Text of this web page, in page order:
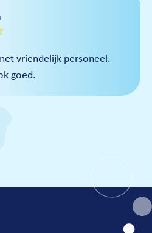
vriendelijk personeel.
goed.